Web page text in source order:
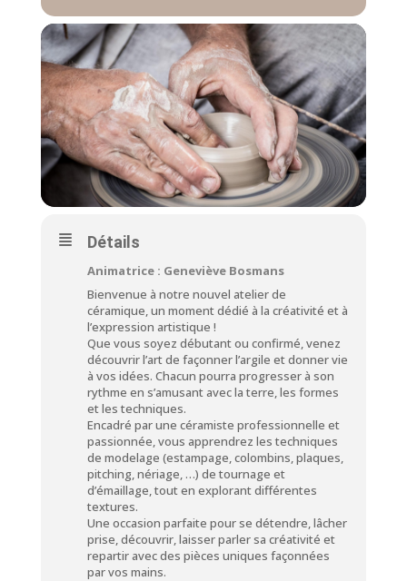
Détails
Animatrice : Geneviève Bosmans
Bienvenue à notre nouvel atelier de
céramique, un moment dédié à la créativité et à
l’expression artistique !
Que vous soyez débutant ou confirmé, venez
découvrir l’art de façonner l’argile et donner vie
à vos idées. Chacun pourra progresser à son
rythme en s’amusant avec la terre, les formes
et les techniques.
Encadré par une céramiste professionnelle et
passionnée, vous apprendrez les techniques
de modelage (estampage, colombins, plaques,
pitching, nériage, …) de tournage et
d’émaillage, tout en explorant différentes
textures.
Une occasion parfaite pour se détendre, lâcher
prise, découvrir, laisser parler sa créativité et
repartir avec des pièces uniques façonnées
par vos mains.